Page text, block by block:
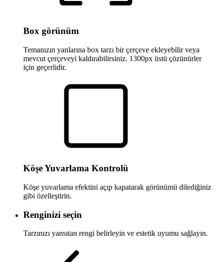
Box görünüm
Temanızın yanlarına box tarzı bir çerçeve ekleyebilir veya
mevcut çerçeveyi kaldırabilirsiniz. 1300px üstü çözünürler
için geçerlidir.
Köşe Yuvarlama Kontrolü
Köşe yuvarlama efektini açıp kapatarak görünümü dilediğiniz
gibi özelleştirin.
Renginizi seçin
Tarzınızı yansıtan rengi belirleyin ve estetik uyumu sağlayın.